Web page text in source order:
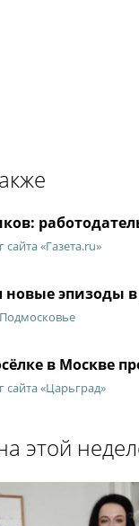
сайта «Газета.ru»
новые эпизоды
в Москве
сайта «Царьград»
этой